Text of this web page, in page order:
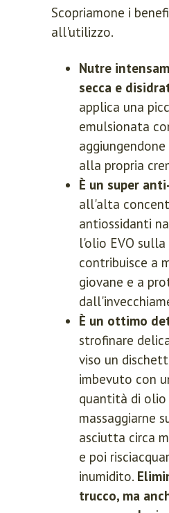
Scopriamone i
all'utilizzo.
Nutre
secca e
applica una
emulsionata
alla propria
È un super
all'alta
antiossidanti
l'olio EVO
contribuisce a
giovane e a
È un ottimo
strofinare
viso un
imbevuto con
quantità di olio
massaggiarne
asciutta circa
e poi
inumidito.
trucco, ma